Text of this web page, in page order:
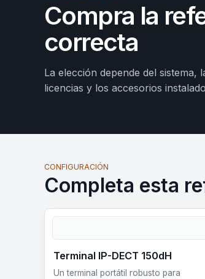
Compra la
correcta
La elección depende del sistema,
licencias y los accesorios
CONFIGURACIÓN
Completa esta
Terminal IP-DECT 150dH
Un terminal portátil robusto para